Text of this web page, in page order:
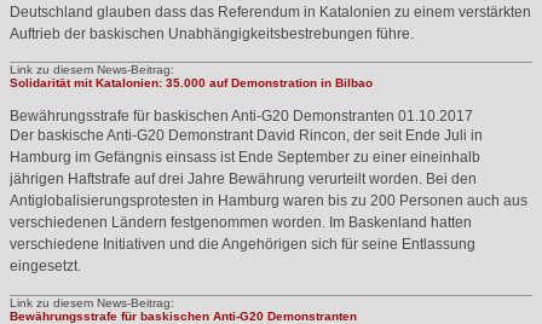
Deutschland glauben dass das Referendum in Katalonien zu einem verstärkten
Auftrieb der baskischen Unabhängigkeitsbestrebungen führe.
Link zu diesem News-Beitrag:
Solidarität mit Katalonien: 35.000 auf Demonstration in Bilbao
Bewährungsstrafe für baskischen Anti-G20 Demonstranten 01.10.2017
Der baskische Anti-G20 Demonstrant David Rincon, der seit Ende Juli in
Hamburg im Gefängnis einsass ist Ende September zu einer eineinhalb
jährigen Haftstrafe auf drei Jahre Bewährung verurteilt worden. Bei den
Antiglobalisierungsprotesten in Hamburg waren bis zu 200 Personen auch aus
verschiedenen Ländern festgenommen worden. Im Baskenland hatten
verschiedene Initiativen und die Angehörigen sich für seine Entlassung
eingesetzt.
Link zu diesem News-Beitrag:
Bewährungsstrafe für baskischen Anti-G20 Demonstranten